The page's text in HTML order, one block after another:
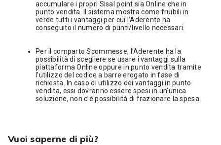
accumulare i propri Sisal point sia Online che in
punto vendita. Il sistema mostra come fruibili in
verde tutti i vantaggi per cui l’Aderente ha
conseguito il numero di punti/livello necessari.
Per il comparto Scommesse, l’Aderente ha la
possibilità di scegliere se usare i vantaggi sulla
piattaforma Online oppure in punto vendita tramite
l’utilizzo del codice a barre erogato in fase di
richiesta. In caso di utilizzo dei vantaggi in punto
vendita, essi dovranno essere spesi in un’unica
soluzione, non c’è possibilità di frazionare la spesa.
Vuoi saperne di più?